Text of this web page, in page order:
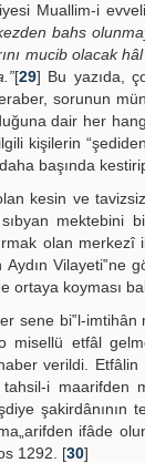
Muallim-i
bahs
mucib olacak
[29] Bu yazıda,
sorunun
dair her
kişilerin
başında kestirip
kesin ve
mektebini
olan
Vilayeti‟ne
koyması
sene bi‟l-
misellü etfâl
verildi. Etfâlin
i maarifden
ifâde
1292. [30]